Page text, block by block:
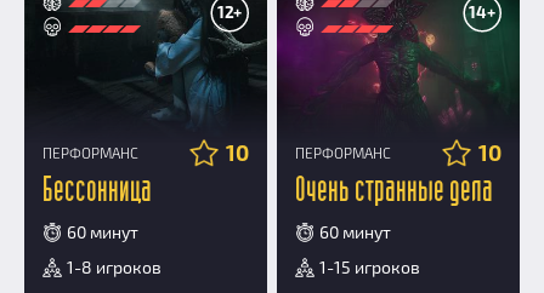
12+
ПЕРФОРМАНС 10
Бессонница
60 минут
1-8 игроков
14+
ПЕРФОРМАНС 10
Очень странные дела
60 минут
1-15 игроков